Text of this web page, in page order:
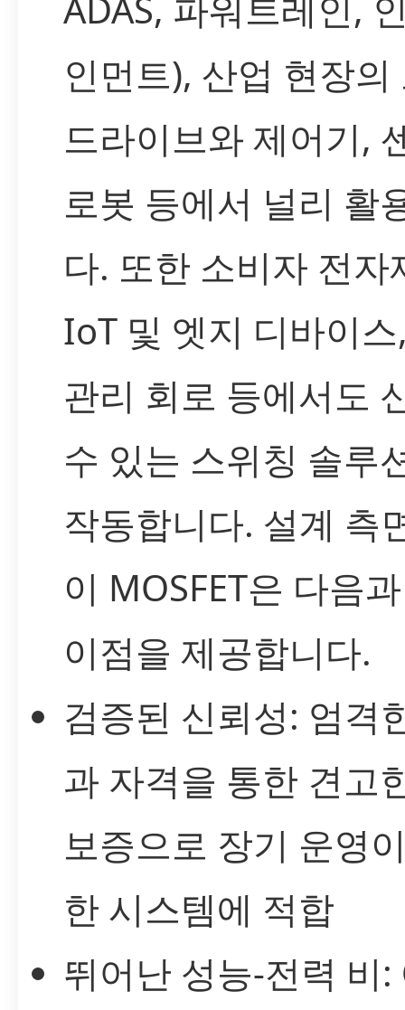
인먼트), 산업 현장의
드라이브와 제어기,
로봇 등에서 널리 활
다. 또한 소비자 전자
IoT 및 엣지 디바이
관리 회로 등에서도
수 있는 스위칭 솔루
작동합니다. 설계 측
이 MOSFET은 다음
이점을 제공합니다.
검증된 신뢰성: 엄격
과 자격을 통한 견고
보증으로 장기 운영
한 시스템에 적합
뛰어난 성능-전력 비: